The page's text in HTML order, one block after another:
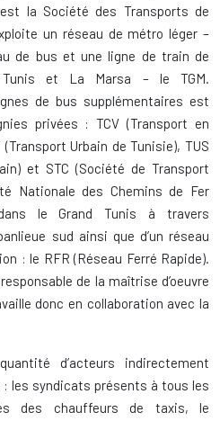
la Société des Transports de
un réseau de métro léger –
de bus et une ligne de train de
Tunis et La Marsa – le TGM.
de bus supplémentaires est
privées : TCV (Transport en
Urbain de Tunisie), TUS
et STC (Société de Transport
Nationale des Chemins de Fer
le Grand Tunis à travers
sud ainsi que d’un réseau
: le RFR (Réseau Ferré Rapide).
de la maîtrise d’oeuvre
donc en collaboration avec la
d’acteurs indirectement
les syndicats présents à tous les
des chauffeurs de taxis, le